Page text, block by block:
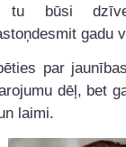
tu būsi
gadu
par
dēļ, bet
laimi.